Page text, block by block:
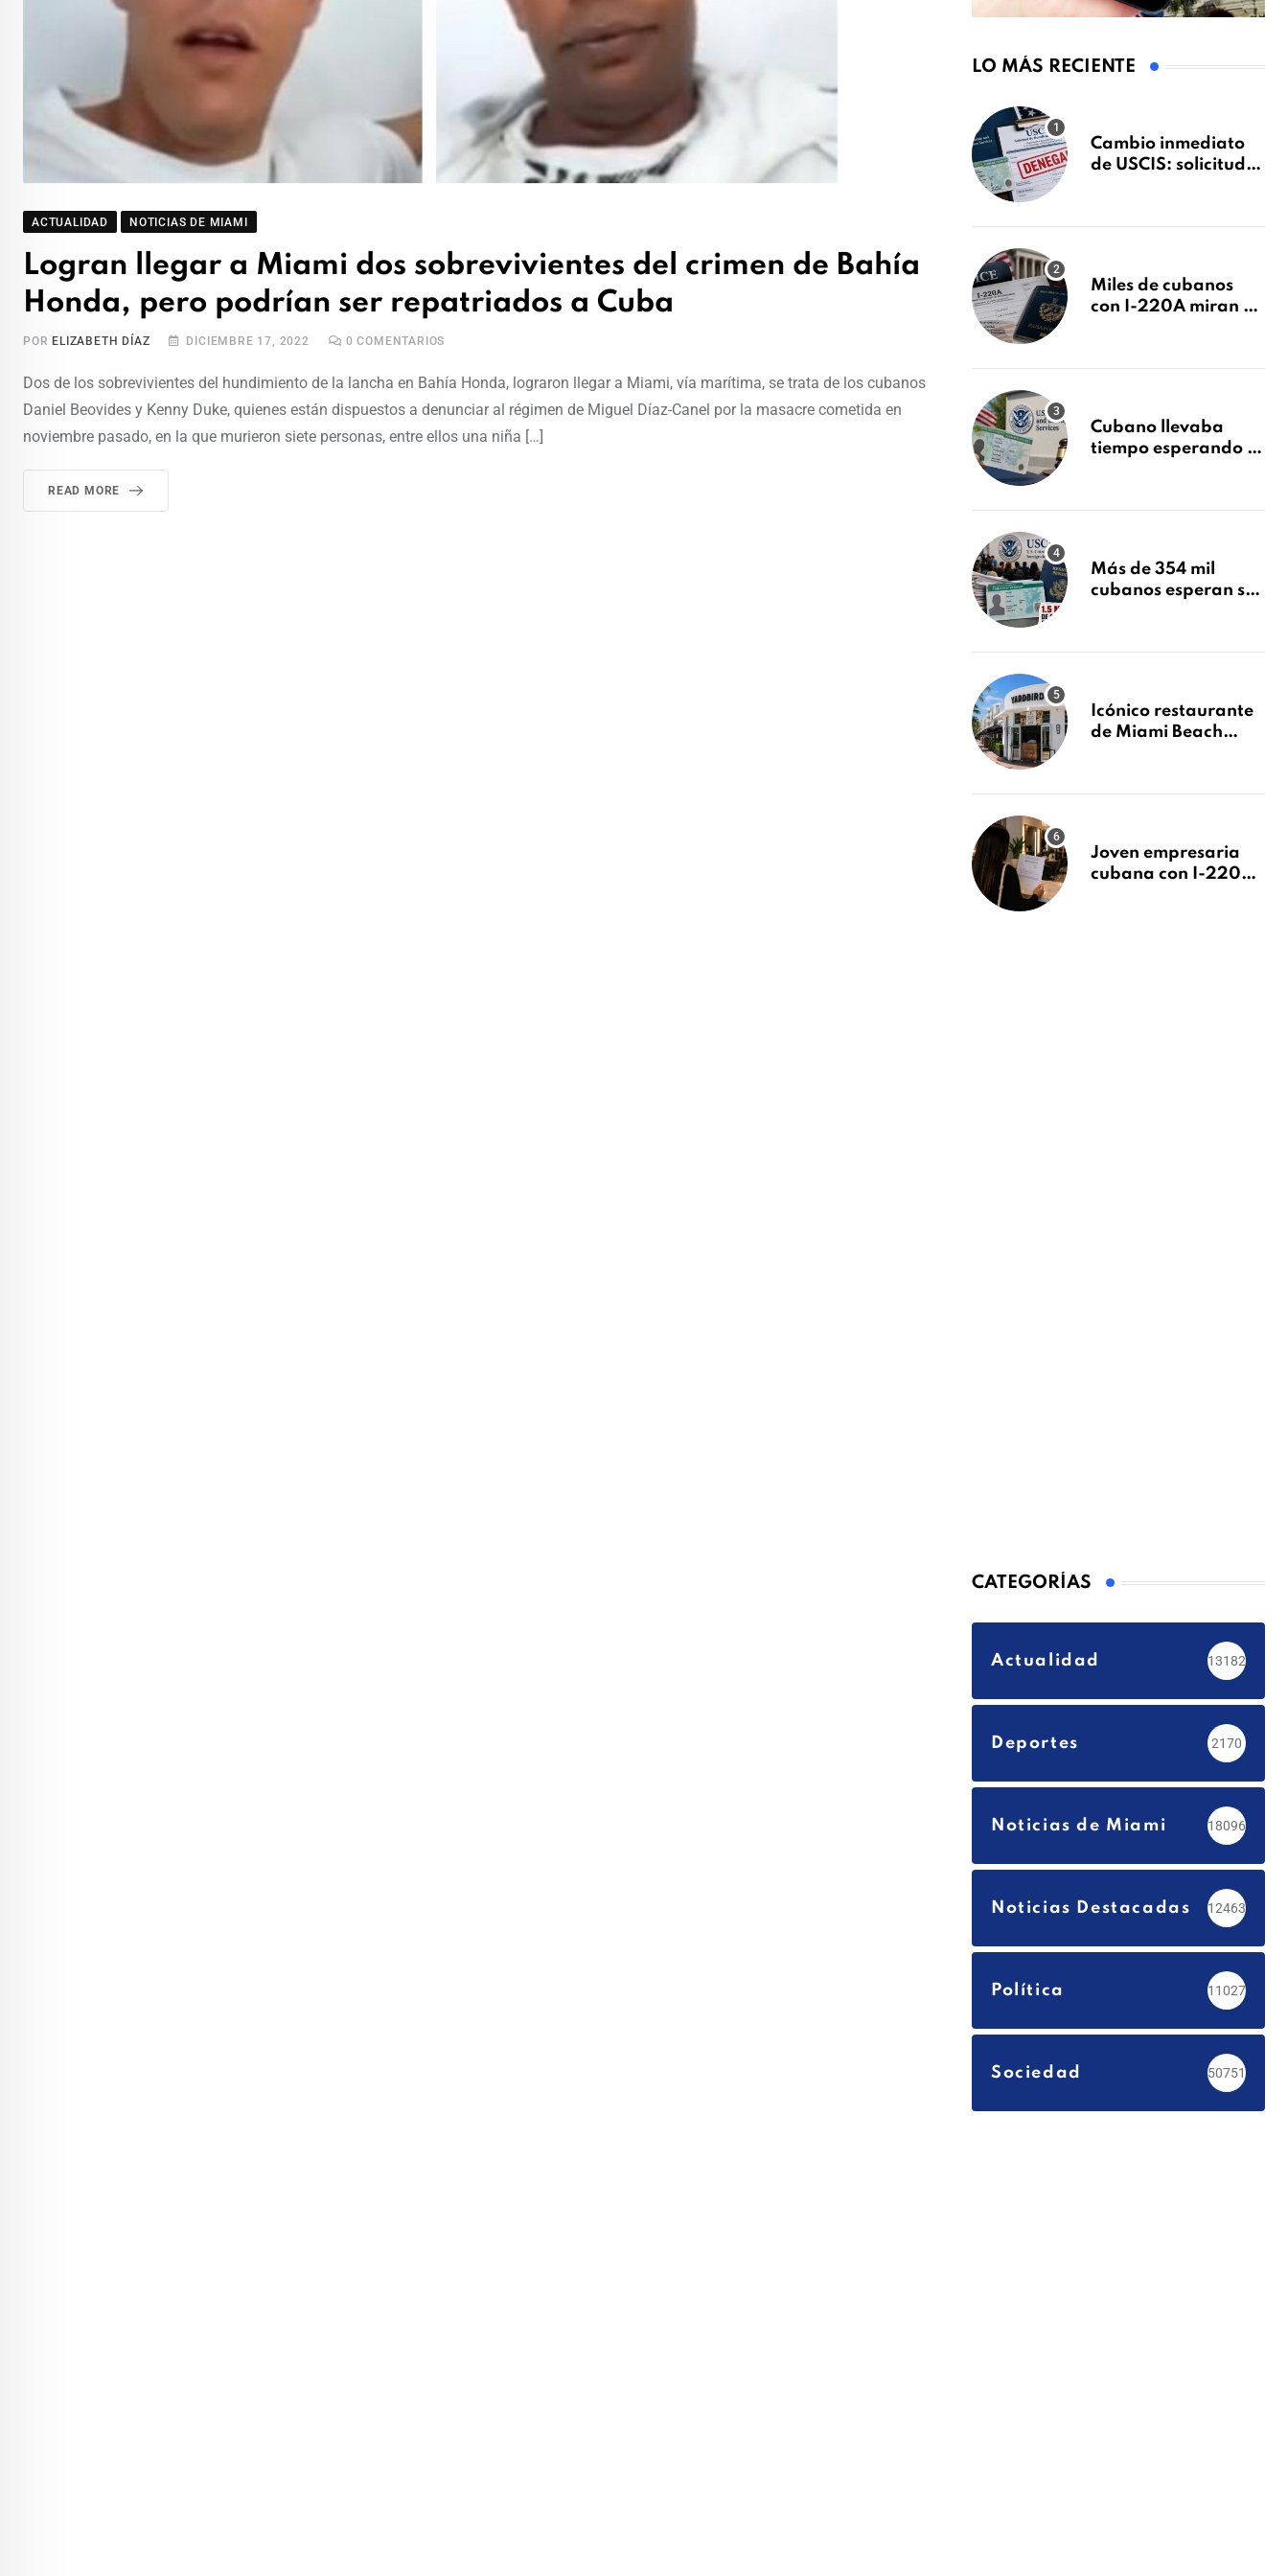
ACTUALIDAD NOTICIAS DE MIAMI
Logran llegar a Miami dos sobrevivientes del crimen de Bahía
Honda, pero podrían ser repatriados a Cuba
POR ELIZABETH DÍAZ DICIEMBRE 17, 2022 0 COMENTARIOS
Dos de los sobrevivientes del hundimiento de la lancha en Bahía Honda, lograron llegar a Miami, vía marítima, se trata de los cubanos
Daniel Beovides y Kenny Duke, quienes están dispuestos a denunciar al régimen de Miguel Díaz-Canel por la masacre cometida en
noviembre pasado, en la que murieron siete personas, entre ellos una niña […]
READ MORE
LO MÁS RECIENTE
Cambio inmediato
de USCIS: solicitudes
sin previo aviso
Miles de cubanos
con I-220A miran al
decidirse en una
Cubano llevaba
tiempo esperando su
tras Writ of
Más de 354 mil
cubanos esperan su
millones de
Icónico restaurante
de Miami Beach
después de 15 años
Joven empresaria
cubana con I-220A
CATEGORÍAS
Actualidad 13182
Deportes 2170
Noticias de Miami 18096
Noticias Destacadas 12463
Política 11027
Sociedad 50751